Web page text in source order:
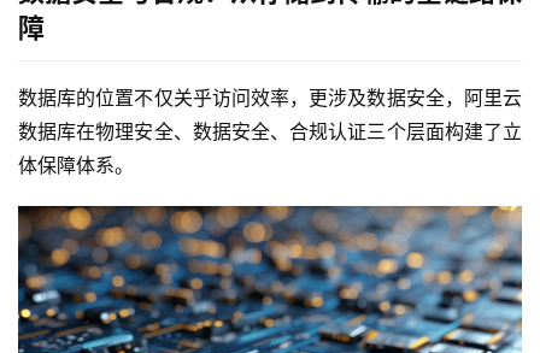
障
数据库的位置不仅关乎访问效率，更涉及数据安全，阿里云
数据库在物理安全、数据安全、合规认证三个层面构建了立
体保障体系。